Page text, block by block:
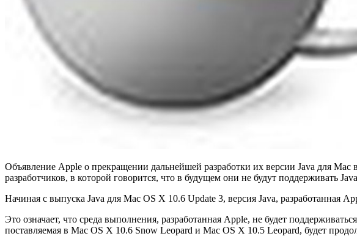
Объявление Apple о прекращении дальнейшей разработки их версии Java для Mac
разработчиков, в которой говорится, что в будущем они не будут поддерживать
Начиная с выпуска Java для Mac OS X 10.6 Update 3, версия Java, разработанная
Это означает, что среда выполнения, разработанная Apple, не будет
поставляемая в Mac OS X 10.6 Snow Leopard и Mac OS X 10.5 Leopard, будет